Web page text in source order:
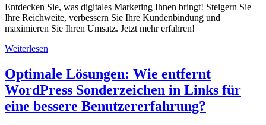
Entdecken Sie, was digitales Marketing Ihnen bringt! Steigern Sie
Ihre Reichweite, verbessern Sie Ihre Kundenbindung und
maximieren Sie Ihren Umsatz. Jetzt mehr erfahren!
Weiterlesen
Optimale Lösungen: Wie entfernt
WordPress Sonderzeichen in Links für
eine bessere Benutzererfahrung?